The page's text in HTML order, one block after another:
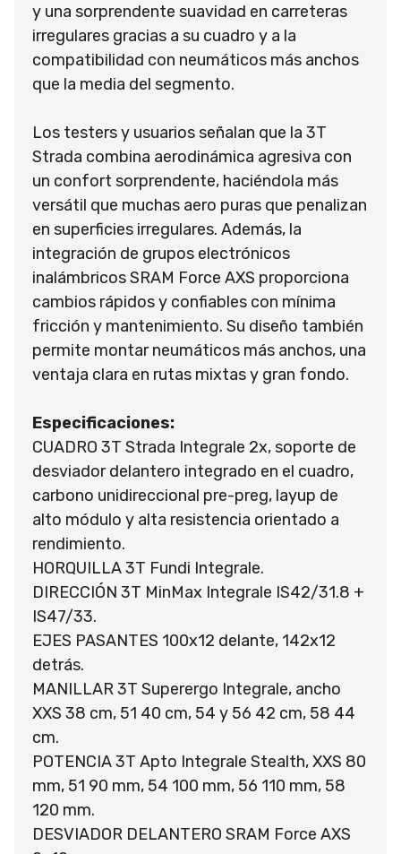
y una sorprendente suavidad en carreteras
irregulares gracias a su cuadro y a la
compatibilidad con neumáticos más anchos
que la media del segmento.
Los testers y usuarios señalan que la 3T
Strada combina aerodinámica agresiva con
un confort sorprendente, haciéndola más
versátil que muchas aero puras que penalizan
en superficies irregulares. Además, la
integración de grupos electrónicos
inalámbricos SRAM Force AXS proporciona
cambios rápidos y confiables con mínima
fricción y mantenimiento. Su diseño también
permite montar neumáticos más anchos, una
ventaja clara en rutas mixtas y gran fondo.
Especificaciones:
CUADRO 3T Strada Integrale 2x, soporte de
desviador delantero integrado en el cuadro,
carbono unidireccional pre-preg, layup de
alto módulo y alta resistencia orientado a
rendimiento.
HORQUILLA 3T Fundi Integrale.
DIRECCIÓN 3T MinMax Integrale IS42/31.8 +
IS47/33.
EJES PASANTES 100x12 delante, 142x12
detrás.
MANILLAR 3T Superergo Integrale, ancho
XXS 38 cm, 51 40 cm, 54 y 56 42 cm, 58 44
cm.
POTENCIA 3T Apto Integrale Stealth, XXS 80
mm, 51 90 mm, 54 100 mm, 56 110 mm, 58
120 mm.
DESVIADOR DELANTERO SRAM Force AXS